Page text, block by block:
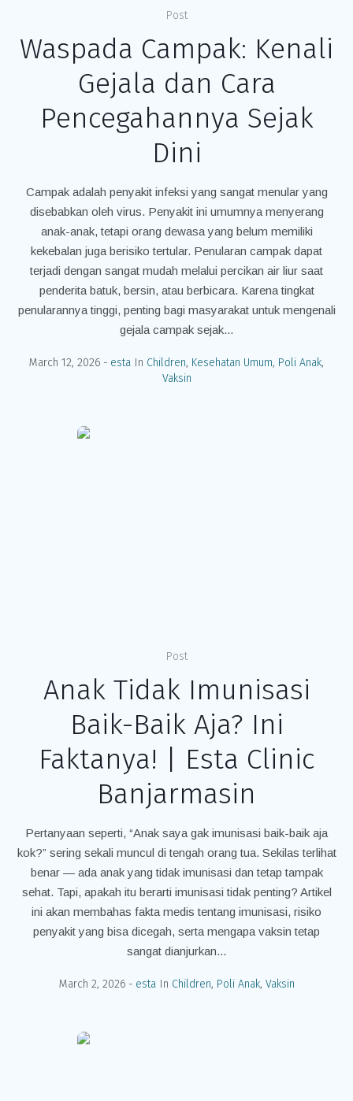
Post
Waspada Campak: Kenali
Gejala dan Cara
Pencegahannya Sejak
Dini
Campak adalah penyakit infeksi yang sangat menular yang
disebabkan oleh virus. Penyakit ini umumnya menyerang
anak-anak, tetapi orang dewasa yang belum memiliki
kekebalan juga berisiko tertular. Penularan campak dapat
terjadi dengan sangat mudah melalui percikan air liur saat
penderita batuk, bersin, atau berbicara. Karena tingkat
penularannya tinggi, penting bagi masyarakat untuk mengenali
gejala campak sejak...
March 12, 2026 esta In Children, Kesehatan Umum, Poli Anak,
Vaksin
Post
Anak Tidak Imunisasi
Baik-Baik Aja? Ini
Faktanya! | Esta Clinic
Banjarmasin
Pertanyaan seperti, “Anak saya gak imunisasi baik-baik aja
kok?” sering sekali muncul di tengah orang tua. Sekilas terlihat
benar — ada anak yang tidak imunisasi dan tetap tampak
sehat. Tapi, apakah itu berarti imunisasi tidak penting? Artikel
ini akan membahas fakta medis tentang imunisasi, risiko
penyakit yang bisa dicegah, serta mengapa vaksin tetap
sangat dianjurkan...
March 2, 2026 esta In Children, Poli Anak, Vaksin